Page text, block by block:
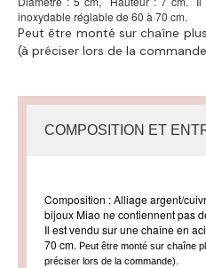
inoxydable réglable de 60 à 70 cm.
Peut être monté sur chaîne
(à préciser lors de la
COMPOSITION ET
Composition : Alliage argent/
bijoux Miao ne contiennent pas
Il est vendu sur une chaîne en
70 cm. Peut être monté sur chaîne
préciser lors de la commande).